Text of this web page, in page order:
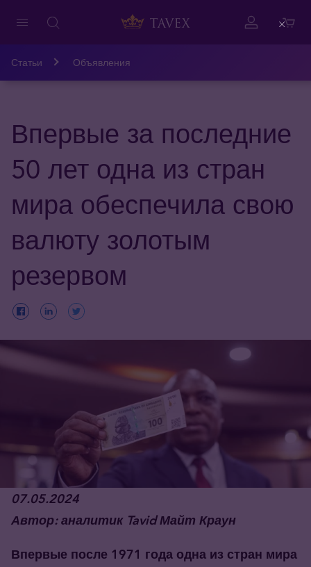
Статьи Объявления
Впервые за последние
50 лет одна из стран
мира обеспечила свою
валюту золотым
резервом
07.05.2024
Автор: аналитик Tavid Майт Краун
Впервые после 1971 года одна из стран мира
Close